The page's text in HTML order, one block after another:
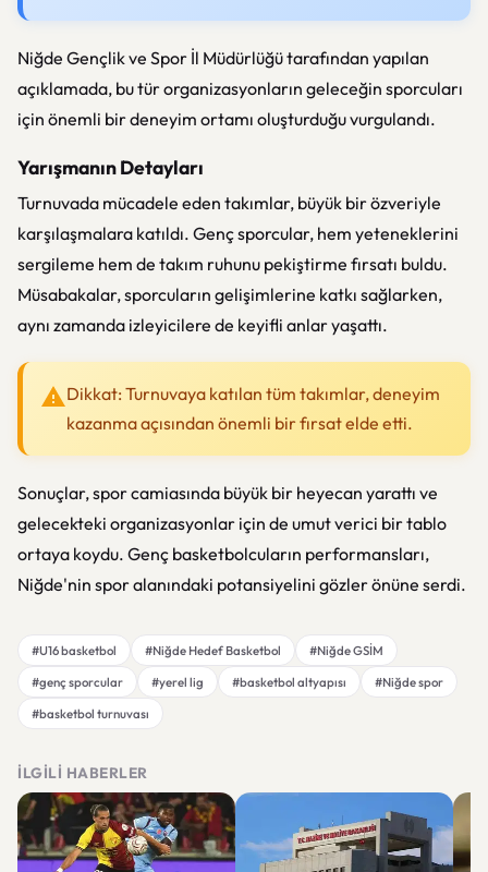
Niğde Gençlik ve Spor İl Müdürlüğü tarafından yapılan
açıklamada, bu tür organizasyonların geleceğin sporcuları
için önemli bir deneyim ortamı oluşturduğu vurgulandı.
Yarışmanın Detayları
Turnuvada mücadele eden takımlar, büyük bir özveriyle
karşılaşmalara katıldı. Genç sporcular, hem yeteneklerini
sergileme hem de takım ruhunu pekiştirme fırsatı buldu.
Müsabakalar, sporcuların gelişimlerine katkı sağlarken,
aynı zamanda izleyicilere de keyifli anlar yaşattı.
Dikkat: Turnuvaya katılan tüm takımlar, deneyim
kazanma açısından önemli bir fırsat elde etti.
Sonuçlar, spor camiasında büyük bir heyecan yarattı ve
gelecekteki organizasyonlar için de umut verici bir tablo
ortaya koydu. Genç basketbolcuların performansları,
Niğde'nin spor alanındaki potansiyelini gözler önüne serdi.
#U16 basketbol #Niğde Hedef Basketbol
#Niğde GSİM
#genç sporcular
#yerel lig #basketbol altyapısı
#Niğde spor
#basketbol turnuvası
İLGILI HABERLER